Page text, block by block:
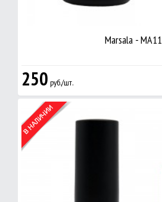
Marsala - MA11
250 руб./шт.